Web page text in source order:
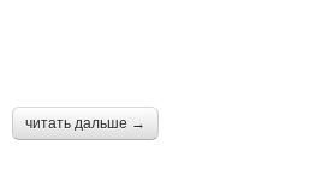
читать дальше →